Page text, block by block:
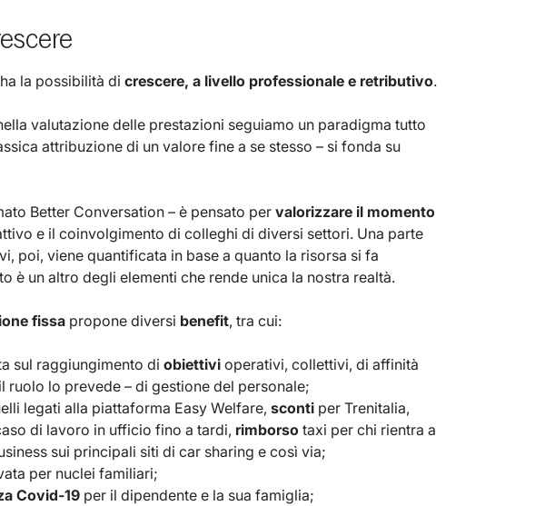
la possibilità di crescere, a livello professionale e retributivo.
valutazione delle prestazioni seguiamo un paradigma tutto
attribuzione di un valore fine a se stesso – si fonda su
Better Conversation – è pensato per valorizzare il momento
e il coinvolgimento di colleghi di diversi settori. Una parte
poi, viene quantificata in base a quanto la risorsa si fa
è un altro degli elementi che rende unica la nostra realtà.
fissa propone diversi benefit, tra cui:
sul raggiungimento di obiettivi operativi, collettivi, di affinità
ruolo lo prevede – di gestione del personale;
legati alla piattaforma Easy Welfare, sconti per Trenitalia,
di lavoro in ufficio fino a tardi, rimborso taxi per chi rientra a
sui principali siti di car sharing e così via;
per nuclei familiari;
Covid-19 per il dipendente e la sua famiglia;